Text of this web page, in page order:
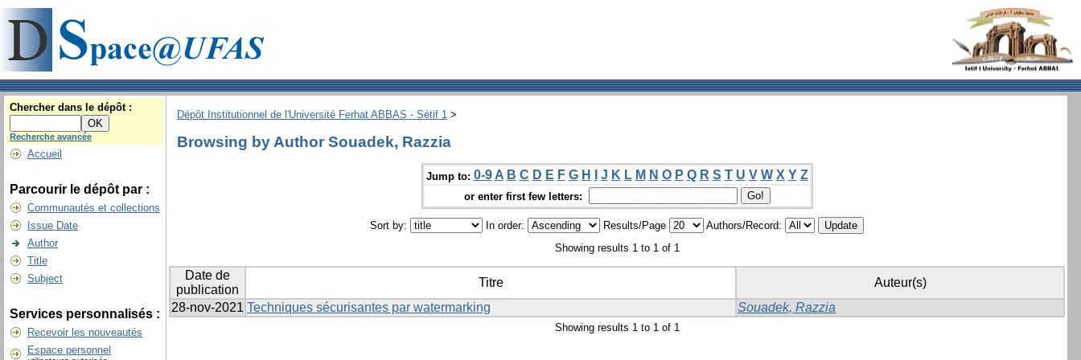
Chercher dans le dépôt :
Recherche avancée
Accueil
Parcourir le dépôt par :
Communautés et collections
Issue Date
Author
Title
Subject
Services personnalisés :
Recevoir les nouveautés
Espace personnel
Dépôt Institutionnel de l'Université Ferhat ABBAS - Sétif 1 >
Browsing by Author Souadek, Razzia
Jump to: 0-9 A B C D E F G H J K L M N O P Q R S T U V W X Y Z
or enter first few letters:
Sort by: In order: Results/Page
Authors/Record:
Showing results 1 to 1 of 1
Date de
publication
Titre
Auteur(s)
28-nov-2021 Techniques sécurisantes par watermarking Souadek, Razzia
Showing results 1 to 1 of 1